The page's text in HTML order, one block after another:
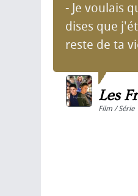
- Je voulais
dises que
reste de ta
Les
Film / Série